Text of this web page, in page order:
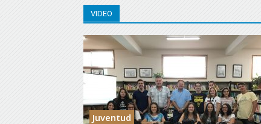
VIDEO
Juventud